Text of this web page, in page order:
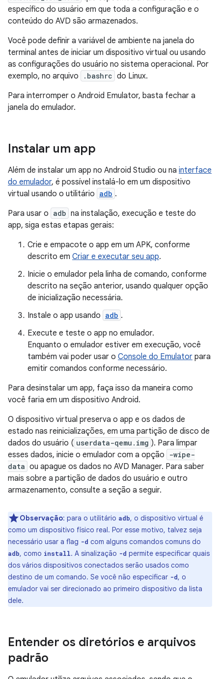
específico do usuário em que toda a configuração e o
conteúdo do AVD são armazenados.
Você pode definir a variável de ambiente na janela do
terminal antes de iniciar um dispositivo virtual ou usando
as configurações do usuário no sistema operacional. Por
exemplo, no arquivo
.bashrc do Linux.
Para interromper o Android Emulator, basta fechar a
janela do emulador.
Instalar um app
Além de instalar um app no Android Studio ou na interface
do emulador, é possível instalá-lo em um dispositivo
virtual usando o utilitário adb .
Para usar o adb na instalação, execução e teste do
app, siga estas etapas gerais:
Crie e empacote o app em um APK, conforme
descrito em Criar e executar seu app.
Inicie o emulador pela linha de comando, conforme
descrito na seção anterior, usando qualquer opção
de inicialização necessária.
Instale o app usando adb .
Execute e teste o app no emulador.
Enquanto o emulador estiver em execução, você
também vai poder usar o Console do Emulator para
emitir comandos conforme necessário.
Para desinstalar um app, faça isso da maneira como
você faria em um dispositivo Android.
O dispositivo virtual preserva o app e os dados de
estado nas reinicializações, em uma partição de disco de
dados do usuário ( userdata-qemu.img ). Para limpar
esses dados, inicie o emulador com a opção
-wipe-
data ou apague os dados no AVD Manager. Para saber
mais sobre a partição de dados do usuário e outro
armazenamento, consulte a seção a seguir.
Observação: para o utilitário adb, o dispositivo virtual é
como um dispositivo físico real. Por esse motivo, talvez seja
necessário usar a flag -d com alguns comandos comuns do
adb, como install. A sinalização -d permite especificar quais
dos vários dispositivos conectados serão usados como
destino de um comando. Se você não especificar -d, o
emulador vai ser direcionado ao primeiro dispositivo da lista
dele.
Entender os diretórios e arquivos
padrão